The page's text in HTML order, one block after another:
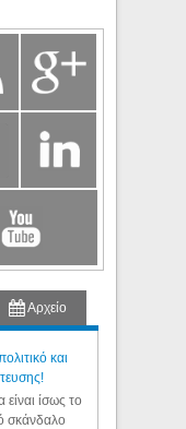
Αρχείο
και
ίσως το
σκάνδαλο